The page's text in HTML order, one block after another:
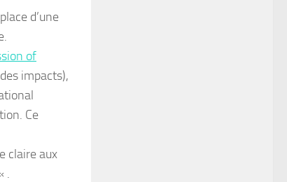
d’une
of
impacts),
Ce
claire aux
.